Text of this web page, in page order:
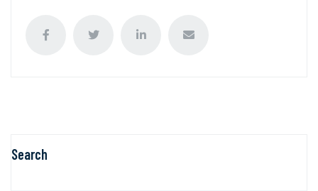
Search